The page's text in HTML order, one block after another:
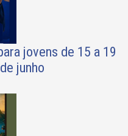
jovens de 15 a 19
junho